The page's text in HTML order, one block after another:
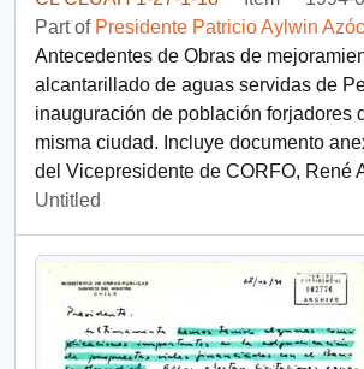
Part of Presidente Patricio Aylwin
Antecedentes de Obras de
alcantarillado de aguas servidas de
inauguración de población forjadores
misma ciudad. Incluye documento
del Vicepresidente de CORFO, René
Untitled